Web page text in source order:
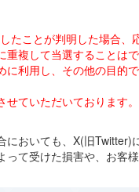
たことが判明した場合
複して当選することはで
に利用し、その他の目
せていただいておりま
においても、X(旧
って受けた損害や、お